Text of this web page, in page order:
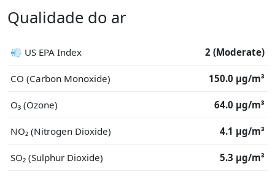
Qualidade do ar
💨 US EPA Index 2 (Moderate)
CO (Carbon Monoxide) 150.0 μg/m³
O₃ (Ozone) 64.0 μg/m³
NO₂ (Nitrogen Dioxide) 4.1 μg/m³
SO₂ (Sulphur Dioxide) 5.3 μg/m³